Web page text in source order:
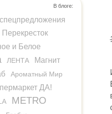
В блоге:
Перекресток
и Белое
ЛЕНТА Магнит
Ароматный Мир
ДА!
METRO